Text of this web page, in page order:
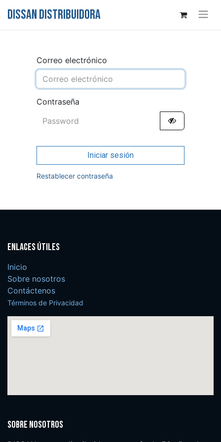
DISSAN DISTRIBUIDORA
Correo electrónico
Contraseña
Iniciar sesión
Restablecer contraseña
Enlaces útiles
Inicio
Sobre nosotros
Contáctenos
Términos de Privacidad
Sobre nosotros